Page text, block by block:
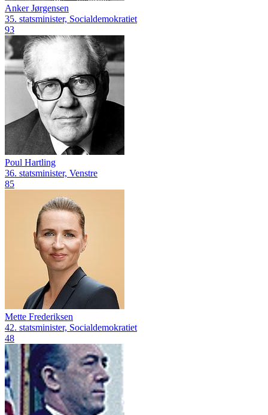
Anker Jørgensen
35. statsminister, Socialdemokratiet
93
Poul Hartling
36. statsminister, Venstre
85
Mette Frederiksen
42. statsminister, Socialdemokratiet
48